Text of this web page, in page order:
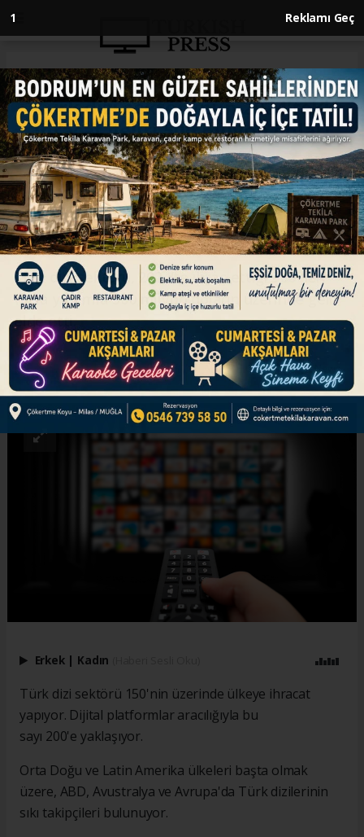
Anasayfa EKONOMİ
Türk dizi sektörünün 2024'teki
ihracat geliri 500 milyon doları
aştı
EKONOMİ
18.01.2025 - 13:56, Güncelleme: 18.01.2025 - 13:56
Türk dizi sektörü, 2024'te ihraç ettiği 300'den
fazla yapımla 500 milyon doların üzerinde gelir
elde etti.
ABONE OL
Erkek | Kadın
Türk dizi sektörü 150'nin üzerinde ülkeye ihracat
yapıyor. Dijital platformlar aracılığıyla bu
sayı 200'e yaklaşıyor.
Orta Doğu ve Latin Amerika ülkeleri başta olmak
üzere, ABD, Avustralya ve Avrupa'da Türk dizilerinin
sıkı takipçileri bulunuyor.